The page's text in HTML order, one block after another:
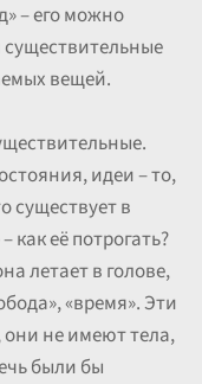
– его можно
существительные
вещей.
идеи – то,
существует в
её потрогать?
летает в голове,
«время». Эти
они не имеют тела,
были бы